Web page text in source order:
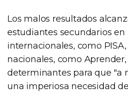
Los malos resultados
estudiantes secundarios en
internacionales, como
nacionales, como
determinantes para que "a
una imperiosa necesidad